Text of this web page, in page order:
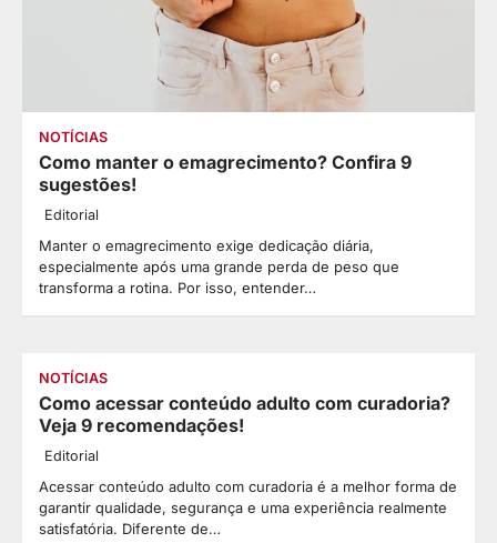
NOTÍCIAS
Como manter o emagrecimento? Confira 9
sugestões!
Editorial
Manter o emagrecimento exige dedicação diária,
especialmente após uma grande perda de peso que
transforma a rotina. Por isso, entender…
NOTÍCIAS
Como acessar conteúdo adulto com curadoria?
Veja 9 recomendações!
Editorial
Acessar conteúdo adulto com curadoria é a melhor forma de
garantir qualidade, segurança e uma experiência realmente
satisfatória. Diferente de…